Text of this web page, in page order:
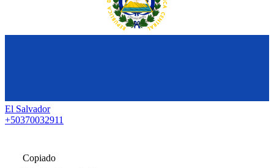
El Salvador
+50370032911
Copiado